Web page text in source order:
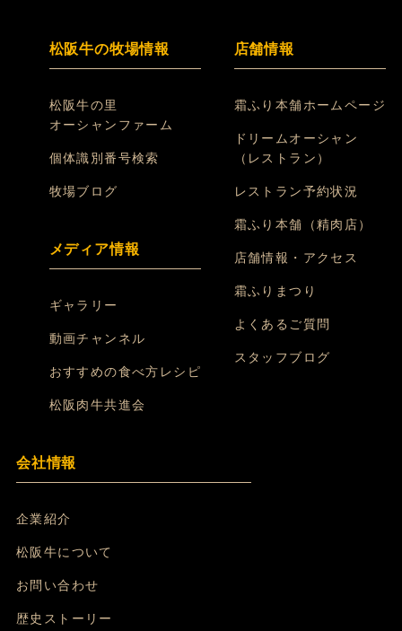
松阪牛の牧場情報
松阪牛の里
オーシャンファーム
個体識別番号検索
牧場ブログ
メディア情報
ギャラリー
動画チャンネル
おすすめの食べ方レシピ
松阪肉牛共進会
店舗情報
霜ふり本舗ホームページ
ドリームオーシャン
（レストラン）
レストラン予約状況
霜ふり本舗（精肉店）
店舗情報・アクセス
霜ふりまつり
よくあるご質問
スタッフブログ
会社情報
企業紹介
松阪牛について
お問い合わせ
歴史ストーリー